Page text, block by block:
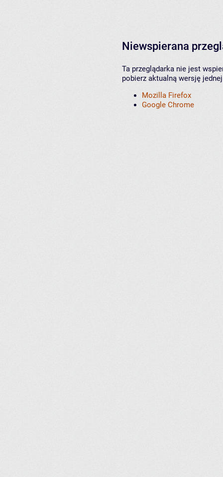
Niewspierana
Ta przeglądarka nie jest
pobierz aktualną wersję
Mozilla Firefox
Google Chrome